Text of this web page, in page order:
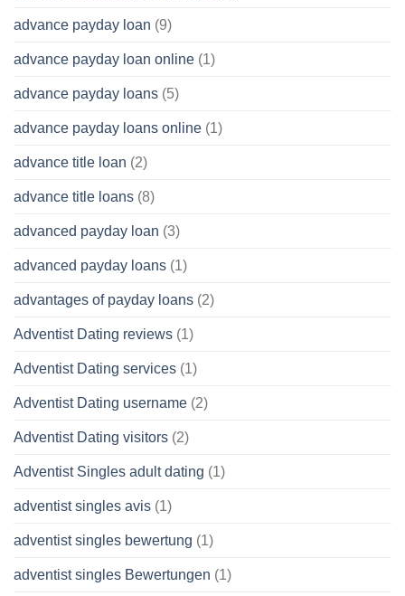
advance payday loan (9)
advance payday loan online (1)
advance payday loans (5)
advance payday loans online (1)
advance title loan (2)
advance title loans (8)
advanced payday loan (3)
advanced payday loans (1)
advantages of payday loans (2)
Adventist Dating reviews (1)
Adventist Dating services (1)
Adventist Dating username (2)
Adventist Dating visitors (2)
Adventist Singles adult dating (1)
adventist singles avis (1)
adventist singles bewertung (1)
adventist singles Bewertungen (1)